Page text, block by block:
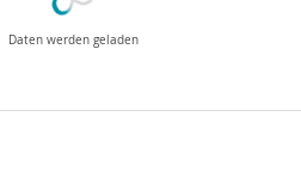
Daten werden geladen